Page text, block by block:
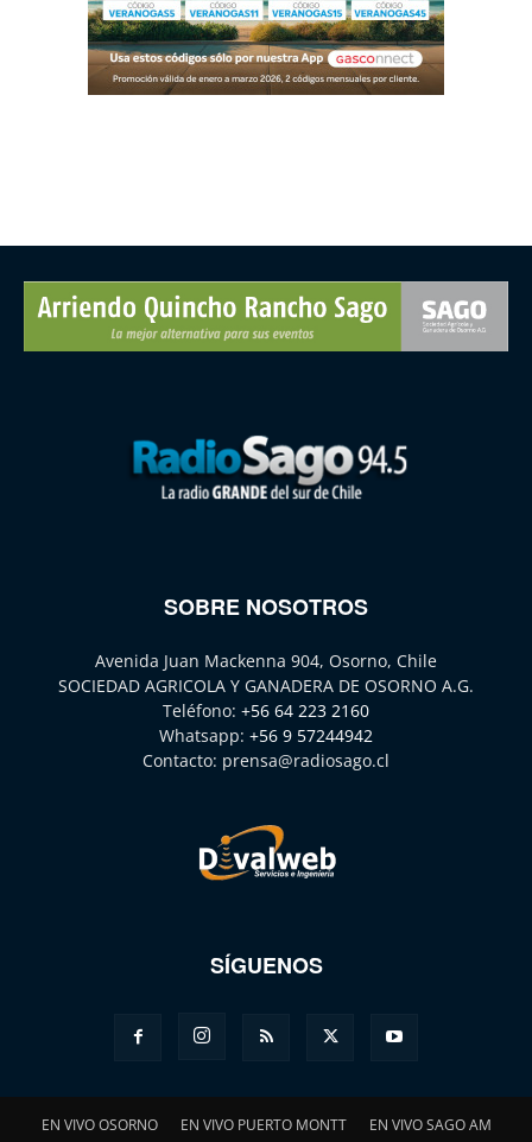
SOBRE NOSOTROS
Avenida Juan Mackenna 904, Osorno, Chile
SOCIEDAD AGRICOLA Y GANADERA DE OSORNO A.G.
Teléfono: +56 64 223 2160
Whatsapp: +56 9 57244942
Contacto: prensa@radiosago.cl
SÍGUENOS
EN VIVO OSORNO EN VIVO PUERTO MONTT EN VIVO SAGO AM